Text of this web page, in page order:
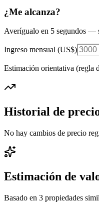
¿Me alcanza?
Averígualo en 5 segundos —
Ingreso mensual (US$)
Estimación orientativa (regla
Historial de
No hay cambios de precio
Estimación de
Basado en 3 propiedades